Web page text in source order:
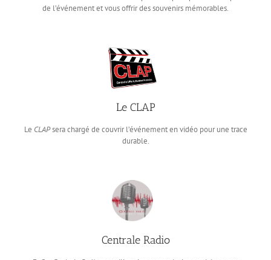
de l’événement et vous offrir des souvenirs mémorables.
Le CLAP
Le CLAPsera chargé de couvrir l’événement en vidéo pour une trace
durable.
Centrale Radio